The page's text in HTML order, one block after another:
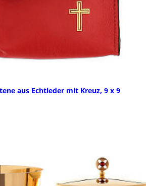
aus Echtleder mit Kreuz, 9 x 9